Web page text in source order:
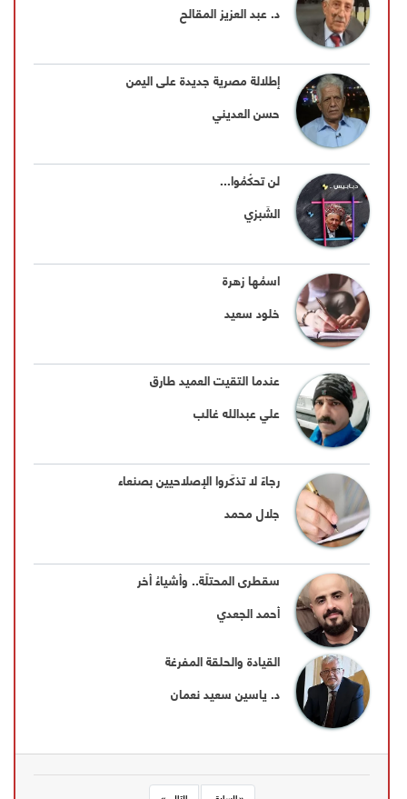
د. عبد العزيز المقالح
إطلالة مصرية جديدة على اليمن
حسن العديني
لن تحكُمُوا...
الشَبزي
اسمُها زهرة
خلود سعيد
عندما التقيت العميد طارق
علي عبدالله غالب
رجاءً لا تذكِّروا الإصلاحيين بصنعاء
جلال محمد
سقطرى المحتلّة.. وأشياءُ أُخر
أحمد الجعدي
القيادة والحلقة المفرغة
د. ياسين سعيد نعمان